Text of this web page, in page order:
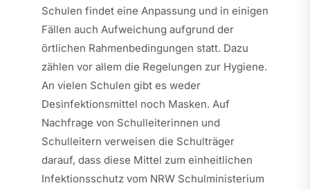
Schulen findet eine Anpassung und in einigen
Fällen auch Aufweichung aufgrund der
örtlichen Rahmenbedingungen statt. Dazu
zählen vor allem die Regelungen zur Hygiene.
An vielen Schulen gibt es weder
Desinfektionsmittel noch Masken. Auf
Nachfrage von Schulleiterinnen und
Schulleitern verweisen die Schulträger
darauf, dass diese Mittel zum einheitlichen
Infektionsschutz vom NRW Schulministerium